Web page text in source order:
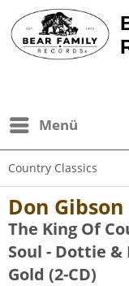
Menü
Country Classics
Don Gibson
The King Of
Soul - Dottie &
Gold (2-CD)